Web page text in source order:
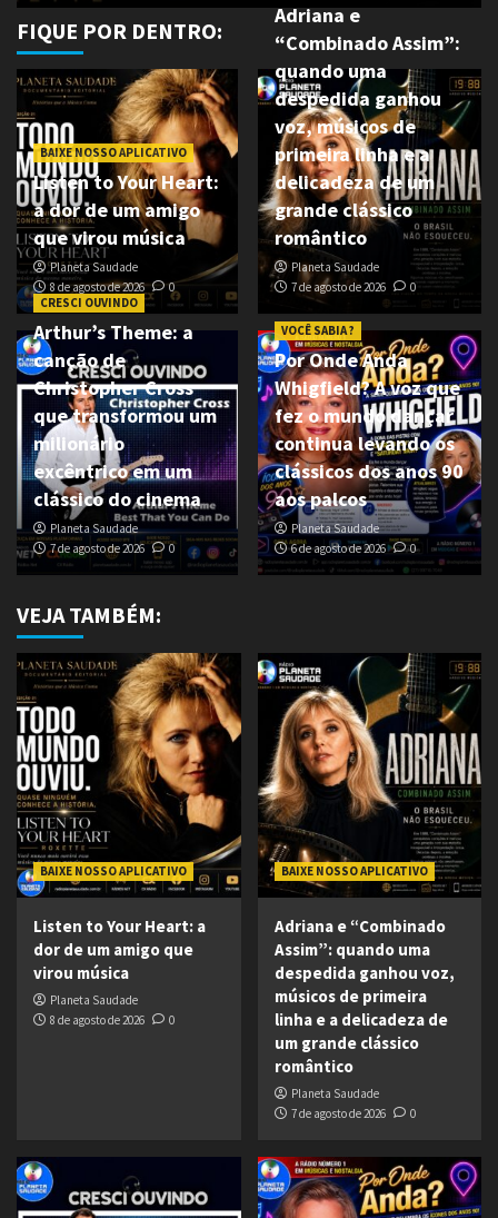
FIQUE POR DENTRO:
BAIXE NOSSO APLICATIVO
Listen to Your Heart:
a dor de um amigo
que virou música
Planeta Saudade
8 de agosto de 2026
0
Adriana e
“Combinado Assim”:
quando uma
despedida ganhou
voz, músicos de
primeira linha e a
delicadeza de um
grande clássico
romântico
Planeta Saudade
7 de agosto de 2026
0
CRESCI OUVINDO
Arthur’s Theme: a
canção de
Christopher Cross
que transformou um
milionário
excêntrico em um
clássico do cinema
Planeta Saudade
7 de agosto de 2026
0
VOCÊ SABIA ?
Por Onde Anda
Whigfield? A voz que
fez o mundo dançar
continua levando os
clássicos dos anos 90
aos palcos
Planeta Saudade
6 de agosto de 2026
0
VEJA TAMBÉM:
BAIXE NOSSO APLICATIVO
Listen to Your Heart: a
dor de um amigo que
virou música
Planeta Saudade
8 de agosto de 2026
0
BAIXE NOSSO APLICATIVO
Adriana e “Combinado
Assim”: quando uma
despedida ganhou voz,
músicos de primeira
linha e a delicadeza de
um grande clássico
romântico
Planeta Saudade
7 de agosto de 2026
0